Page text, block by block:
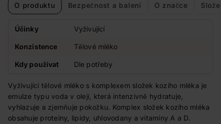
O produktu Bezpečnost a balení O značce
Účinky Vyživující
Konzistence Tělové mléko
Kdy používat Dle potřeby
Vyživující tělové mléko s komplexem složek kozího mléka je
emulze typu voda v oleji, která intenzivně hydratuje,
vyhlazuje a zjemňuje pokožku. Komplex složek kozího mléka
obsahuje proteiny, lipidy, uhlovodany a vitamíny A a D.